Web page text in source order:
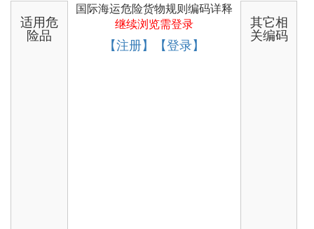
适用危
险品
国际海运危险货物规则编码详释
继续浏览需登录
【注册】【登录】
其它相
关编码